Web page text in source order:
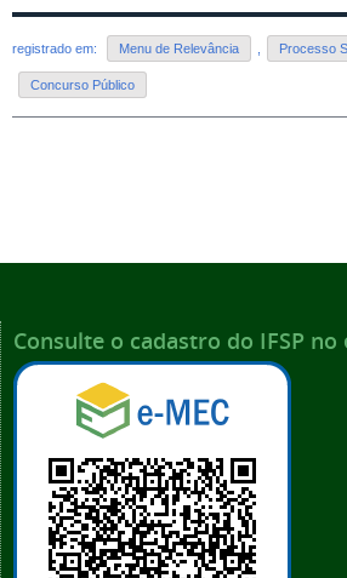
registrado em: Menu de Relevância Processo
Concurso Público
Consulte o cadastro do IFSP no